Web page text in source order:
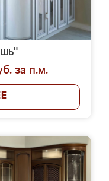
за п.м.